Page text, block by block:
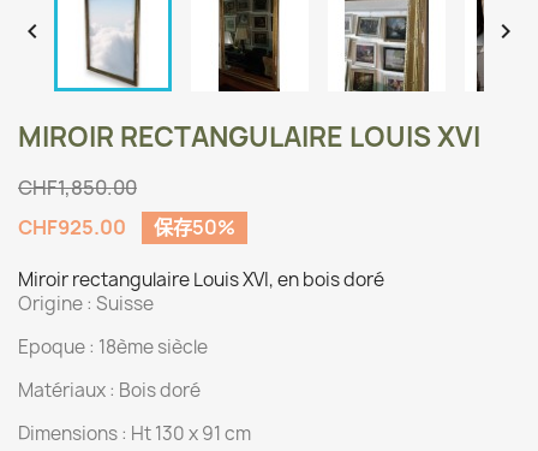
 
MIROIR RECTANGULAIRE LOUIS XVI
CHF1,850.00
CHF925.00
保存50%
Miroir rectangulaire Louis XVI, en bois doré
Origine : Suisse
Epoque : 18ème siècle
Matériaux : Bois doré
Dimensions : Ht 130 x 91 cm